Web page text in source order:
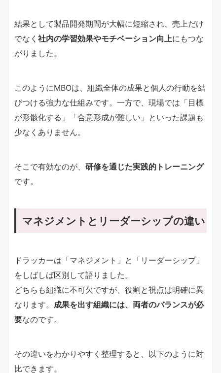
結果として製品開発期間が大幅に短縮され、売上だけ
でなく 社内の学習効果やモチベーション向上にもつな
がりました。
このようにMBOは、組織全体の成果と個人の行動を結
びつける強力な仕組みです。一方で、現場では「目標
が形骸化する」「合意形成が難しい」といった課題も
少なくありません。
そこで有効なのが、 研修を通じた実践的トレーニング
です。
マネジメントとリーダーシップの違い
ドラッカーは「マネジメント」と「リーダーシップ」
をしばしば区別して語りました。
どちらも組織に不可欠ですが、役割と視点は明確に異
なります。 成果を出す組織には、両者のバランスが必
要なのです。
その違いをわかりやすく整理すると、以下のように対
比できます。